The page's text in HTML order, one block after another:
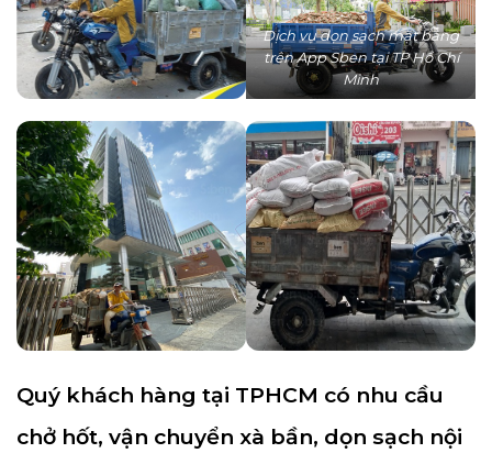
Dịch vụ dọn sạch mặt bằng
trên App Sben tại TP Hồ Chí
Minh
Quý khách hàng tại TPHCM có nhu cầu
chở hốt, vận chuyển xà bần, dọn sạch nội